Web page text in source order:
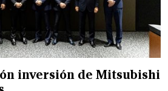
inversión de Mitsubishi